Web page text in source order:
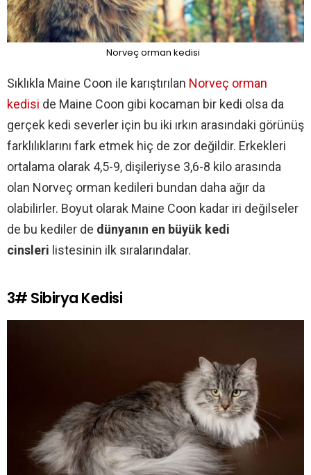
Norveç orman kedisi
Sıklıkla Maine Coon ile karıştırılan Norveç orman
kedisi de Maine Coon gibi kocaman bir kedi olsa da
gerçek kedi severler için bu iki ırkın arasındaki görünüş
farklılıklarını fark etmek hiç de zor değildir. Erkekleri
ortalama olarak 4,5-9, dişileriyse 3,6-8 kilo arasında
olan Norveç orman kedileri bundan daha ağır da
olabilirler. Boyut olarak Maine Coon kadar iri değilseler
de bu kediler de dünyanın en büyük kedi
cinsleri listesinin ilk sıralarındalar.
3# Sibirya Kedisi